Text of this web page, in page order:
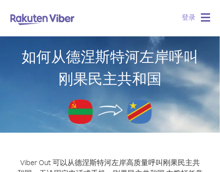
登录
如何从德涅斯特河左岸呼叫
刚果民主共和国
Viber Out 可以从德涅斯特河左岸高质量呼叫刚果民主共